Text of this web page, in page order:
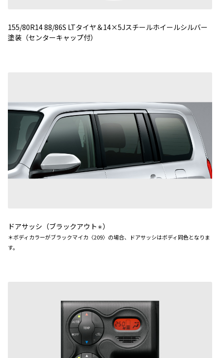
155/80R14 88/86S LTタイヤ＆14×5Jスチールホイールシルバー
塗装（センターキャップ付）
ドアサッシ（ブラックアウト＊）
＊ボディカラーがブラックマイカ〈209〉の場合、ドアサッシはボディ同色となりま
す。